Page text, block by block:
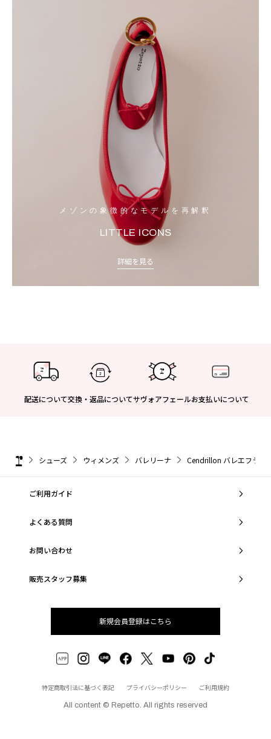
メゾンの象徴的なモデルを再解釈
LITTLE ICONS
詳細を見る
配送について交換・返品についてサヴォアフェールお支払いについて
シューズ ウィメンズ バレリーナ Cendrillon バレエフラッ
ご利用ガイド
よくある質問
お問い合わせ
販売スタッフ募集
新規会員登録はこちら
特定商取引法に基づく表記 プライバシーポリシー ご利用規約
All content © Repetto. All rights reserved